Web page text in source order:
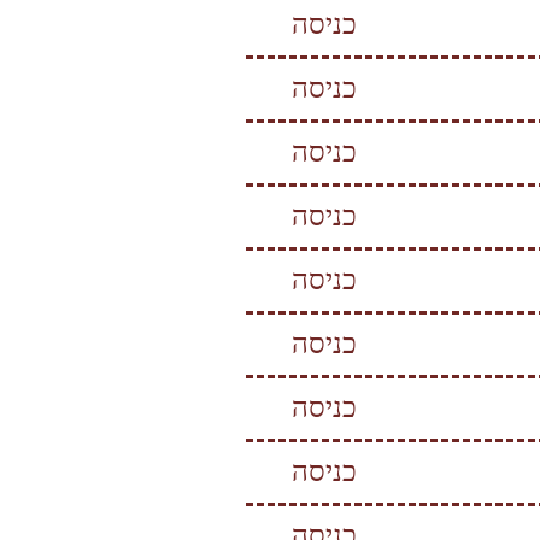
כניסה
כניסה
כניסה
כניסה
כניסה
כניסה
כניסה
כניסה